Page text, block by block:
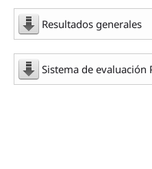
Resultados generales
Sistema de